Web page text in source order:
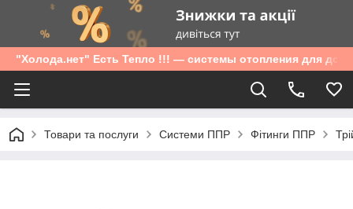
"Холода.нет" Есть Тепло !!! — системы отопления для дома
Товари та послуги Системи ППР Фітинги ППР